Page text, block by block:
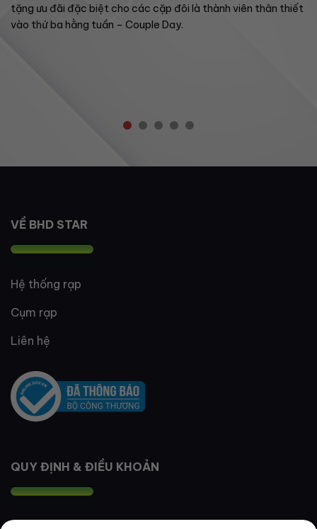
tặng ưu đãi đặc biệt cho các cặp đôi là thành viên thân thiết
vào thứ ba hằng tuần – Couple Day.
VỀ BHD STAR
Hệ thống rạp
Cụm rạp
Liên hệ
QUY ĐỊNH & ĐIỀU KHOẢN
Quy định thành viên